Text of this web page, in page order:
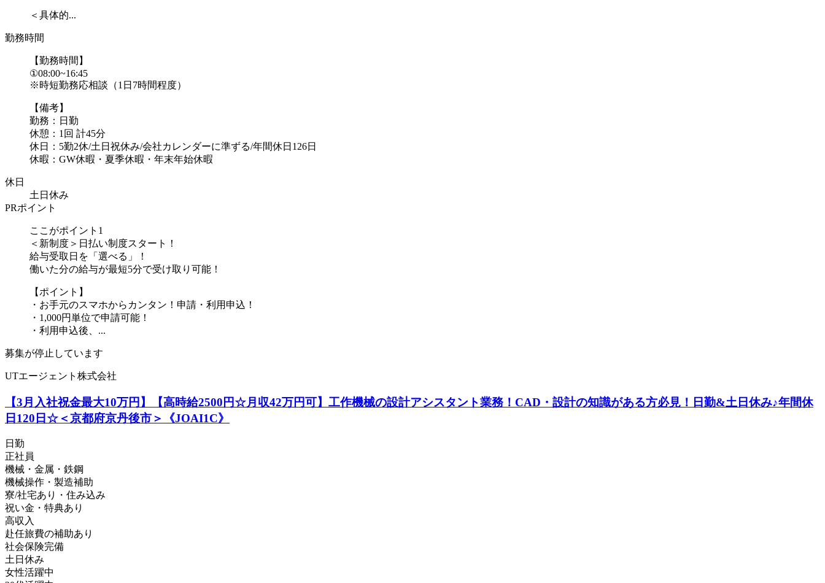
＜具体的...
勤務時間
【勤務時間】
①08:00~16:45
※時短勤務応相談（1日7時間程度）
【備考】
勤務：日勤
休憩：1回 計45分
休日：5勤2休/土日祝休み/会社カレンダーに準ずる/年間休日126日
休暇：GW休暇・夏季休暇・年末年始休暇
休日
土日休み
PRポイント
ここがポイント1
＜新制度＞日払い制度スタート！
給与受取日を「選べる」！
働いた分の給与が最短5分で受け取り可能！
【ポイント】
・お手元のスマホからカンタン！申請・利用申込！
・1,000円単位で申請可能！
・利用申込後、...
募集が停止しています
UTエージェント株式会社
【3月入社祝金最大10万円】【高時給2500円☆月収42万円可】工作機械の設計アシスタント業務！CAD・設計の知識がある方必見！日勤&土日休み♪年間休
日120日☆＜京都府京丹後市＞《JOAI1C》
日勤
正社員
機械・金属・鉄鋼
機械操作・製造補助
寮/社宅あり・住み込み
祝い金・特典あり
高収入
赴任旅費の補助あり
社会保険完備
土日休み
女性活躍中